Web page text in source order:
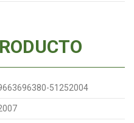
51252004